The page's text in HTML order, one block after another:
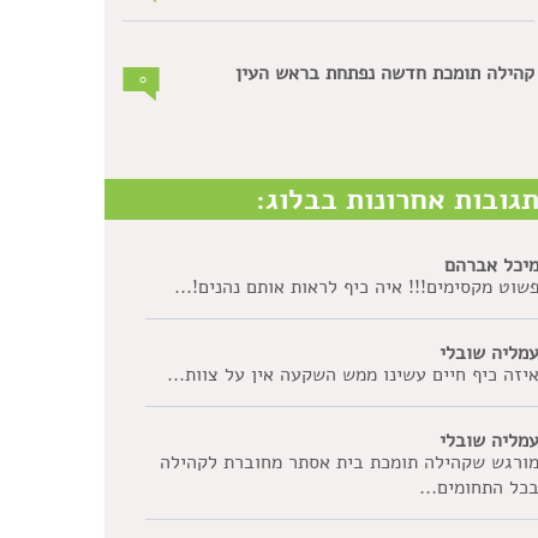
קהילה תומכת חדשה נפתחת בראש העין 0
תגובות אחרונות בבלוג:
מיכל אברהם
פשוט מקסימים!!! איה כיף לראות אותם נהנים!...
עמליה שובלי
איזה כיף חיים עשינו ממש השקעה אין על צוות...
עמליה שובלי
מורגש שקהילה תומכת בית אסתר מחוברת לקהילה
בכל התחומים...